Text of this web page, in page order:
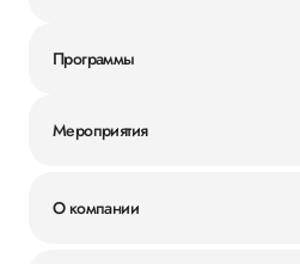
Программы
Мероприятия
О компании